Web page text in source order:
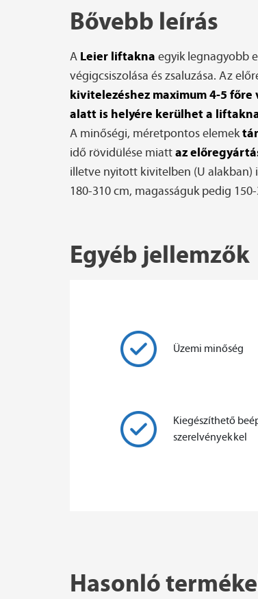
Bővebb leírás
A Leier liftakna egyik legnagyobb
végigcsiszolása és zsaluzása. Az
kivitelezéshez maximum 4-5 főre
alatt is helyére kerülhet a
A minőségi, méretpontos elemek
idő rövidülése miattaz
illetve nyitott kivitelben (U alakban)
180-310 cm, magasságuk pedig
Egyéb jellemzők
Üzemi minőség
Kiegészíthető
szerelvényekkel
Hasonló